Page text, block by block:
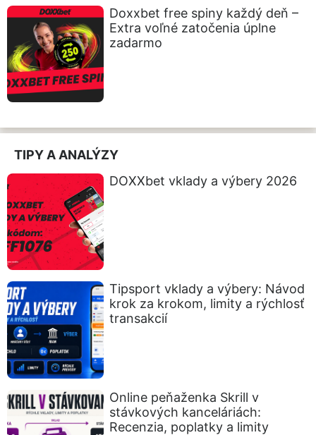
Doxxbet free spiny každý deň –
Extra voľné zatočenia úplne
zadarmo
TIPY A ANALÝZY
DOXXbet vklady a výbery 2026
Tipsport vklady a výbery: Návod
krok za krokom, limity a rýchlosť
transakcií
Online peňaženka Skrill v
stávkových kanceláriách:
Recenzia, poplatky a limity